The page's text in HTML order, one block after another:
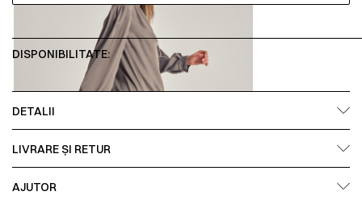
DISPONIBILITATE:
DETALII
LIVRARE ȘI RETUR
AJUTOR